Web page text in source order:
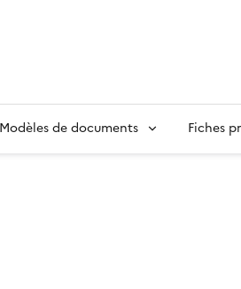
Modèles de documents Fiches